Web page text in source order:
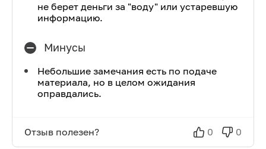
не берет деньги за "воду" или устаревшую
информацию.
Минусы
Небольшие замечания есть по подаче
материала, но в целом ожидания
оправдались.
Отзыв полезен? 0 0